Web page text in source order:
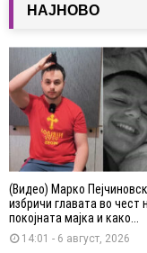
НАЈНОВО
(Видео) Марко
избричи главата во чест
покојната мајка и како...
14:01 - 6 август, 2026